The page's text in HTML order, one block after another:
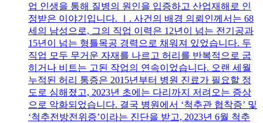
업 인생을 통해 질병의 원인을 입증하고 산업재해로 인
정받은 이야기입니다. Ⅰ. 사건의 배경 의뢰인께서는 68
세의 남성으로, 그의 직업 이력은 12년이 넘는 전기공과
15년이 넘는 형틀목공 경력으로 채워져 있었습니다. 두
직업 모두 무거운 자재를 나르고 허리를 반복적으로 굽
히거나 비트는 고된 작업의 연속이었습니다. 오랜 세월
누적된 허리 통증은 2015년부터 병원 진료가 필요할 정
도로 심해졌고, 2023년 초에는 다리까지 저려오는 증상
으로 악화되었습니다. 결국 병원에서 ‘척추관 협착증’ 및
‘척추전방전위증’이라는 진단을 받고, 2023년 6월 척추